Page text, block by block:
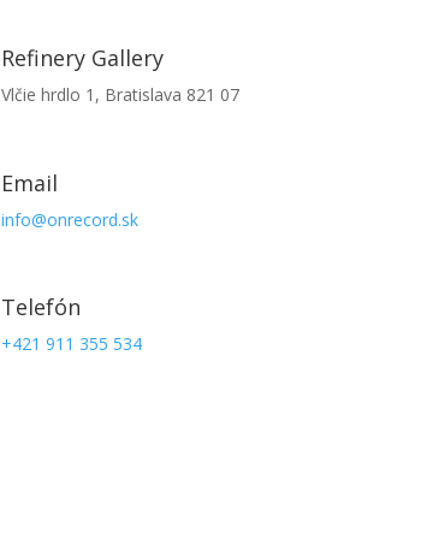
Refinery Gallery
Vlčie hrdlo 1, Bratislava 821 07
Email
info@onrecord.sk
Telefón
+421 911 355 534